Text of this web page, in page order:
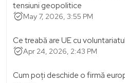
tensiuni geopolitice
alarm_onMay 7, 2026, 3:55 PM
Ce treabă are UE cu
alarm_onApr 24, 2026, 2:43 PM
Cum poți deschide o firmă